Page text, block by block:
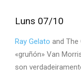
Luns 07/10
Ray Gelato and The
«gruñón» Van
son